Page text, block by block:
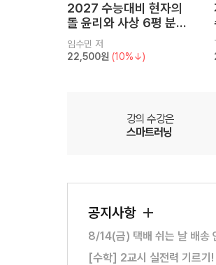
2027 수능대비 현자의
돌 윤리와 사상 6평 분
석서&EBS 수능완성 연
계 N제
임수민 저
22,500원 (10%↓)
강의 수강은
스마트러닝
공지사항
8/14(금) 택배 쉬는 날 배송
[수학] 2교시 실전력 기르기